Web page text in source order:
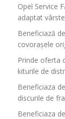
Opel Service
adaptat
Beneficiază
covorașele
Prinde oferta
kiturile de
Beneficiaza
discurile de
Beneficiaza